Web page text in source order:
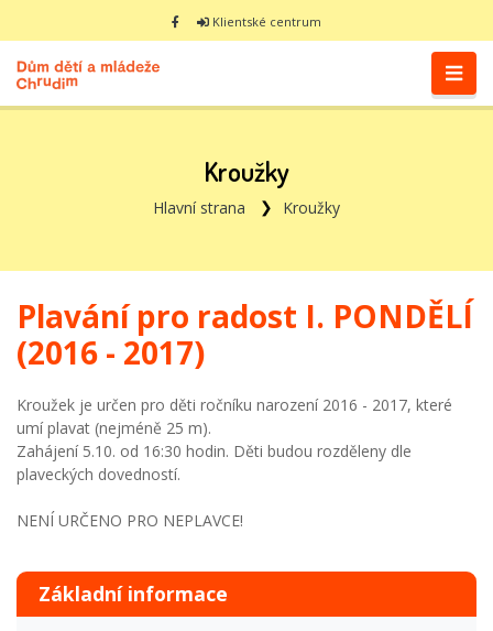
Klientské centrum
Kroužky
Hlavní strana Kroužky
Plavání pro radost I. PONDĚLÍ
(2016 - 2017)
Kroužek je určen pro děti ročníku narození 2016 - 2017, které
umí plavat (nejméně 25 m).
Zahájení 5.10. od 16:30 hodin. Děti budou rozděleny dle
plaveckých dovedností.
NENÍ URČENO PRO NEPLAVCE!
Základní informace